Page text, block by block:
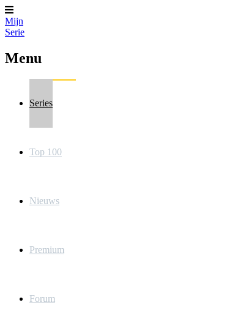
Mijn
Serie
Menu
Series
Top 100
Nieuws
Premium
Forum